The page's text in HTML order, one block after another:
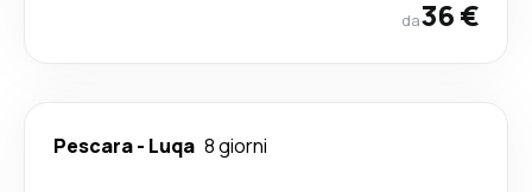
da36 €
Pescara- Luqa 8 giorni